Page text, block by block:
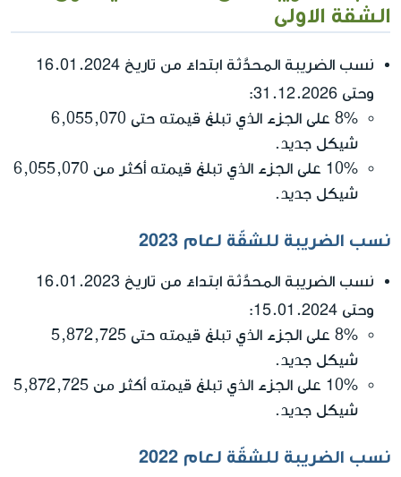
الشقة الاولى
نسب الضريبة المحدَّثة ابتداءً من تاريخ 16.01.2024
وحتى 31.12.2026
:
8% على الجزء الذي تبلغ قيمته حتى 6,055,070
شيكل جديد.
10% على الجزء الذي تبلغ قيمته أكثر من 6,055,070
شيكل جديد.
نسب الضريبة للشقّة لعام 2023
نسب الضريبة المحدَّثة ابتداءً من تاريخ 16.01.2023
وحتى 15.01.2024
:
8% على الجزء الذي تبلغ قيمته حتى 5,872,725
شيكل جديد.
10% على الجزء الذي تبلغ قيمته أكثر من 5,872,725
شيكل جديد.
نسب الضريبة للشقّة لعام 2022